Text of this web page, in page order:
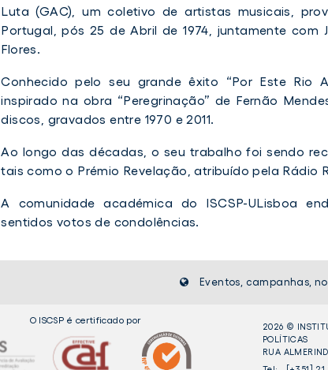
Luta (GAC), um coletivo de artistas musicais,
Portugal, pós 25 de Abril de 1974, juntamente com
Flores.
Conhecido pelo seu grande êxito “Por Este Rio
inspirado na obra “Peregrinação” de Fernão
discos, gravados entre 1970 e 2011.
Ao longo das décadas, o seu trabalho foi sendo
tais como o Prémio Revelação, atribuído pela Rádio
A comunidade académica do ISCSP-ULisboa
sentidos votos de condolências.
Eventos, campanhas,
O ISCSP é certificado por
2026 ©
POLÍTICAS
RUA